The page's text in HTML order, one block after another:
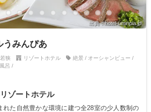
出典：hotel-uminpia.jp
うみんぴあ
若狭 リゾートホテル
絶景 / オーシャンビュー /
呂 /
ゾートホテル
れた自然豊かな環境に建つ全28室の少人数制の